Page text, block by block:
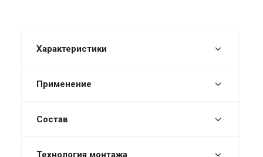
Характеристики
Применение
Состав
Технология монтажа